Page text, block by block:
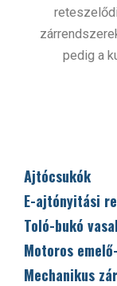
Ajtócsukók
E-ajtónyitási
Toló-bukó
Motoros
Mechanikus
pedig a